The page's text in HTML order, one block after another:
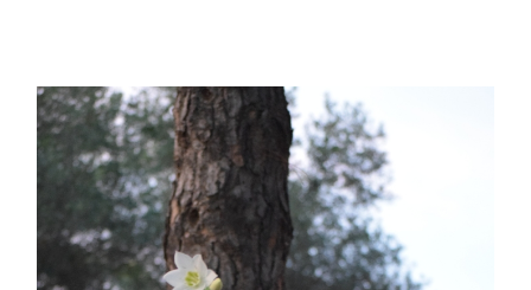
abril 2014
ASTILBE, EL SUEÑO DE UNA NOVIA